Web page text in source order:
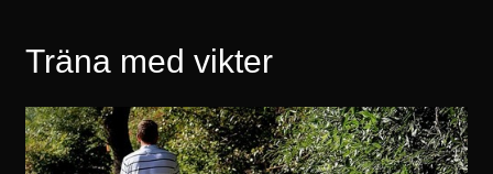
Träna med vikter